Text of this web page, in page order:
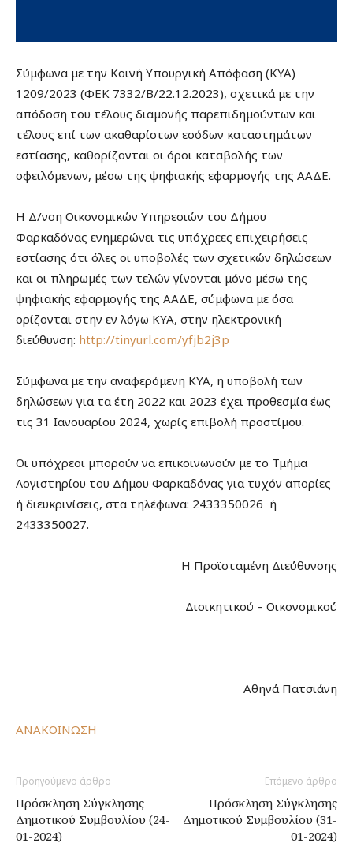
Σύμφωνα με την Κοινή Υπουργική Απόφαση (ΚΥΑ)
1209/2023 (ΦΕΚ 7332/Β/22.12.2023), σχετικά με την
απόδοση του τέλους διαμονής παρεπιδημούντων και
τέλους επί των ακαθαρίστων εσόδων καταστημάτων
εστίασης, καθορίζονται οι όροι καταβολής των
οφειλόμενων, μέσω της ψηφιακής εφαρμογής της ΑΑΔΕ.
Η Δ/νση Οικονομικών Υπηρεσιών του Δήμου
Φαρκαδόνας ενημερώνει τις υπόχρεες επιχειρήσεις
εστίασης ότι όλες οι υποβολές των σχετικών δηλώσεων
και οι πληρωμές των τελών γίνονται μόνο μέσω της
ψηφιακής εφαρμογής της ΑΑΔΕ, σύμφωνα με όσα
ορίζονται στην εν λόγω ΚΥΑ, στην ηλεκτρονική
διεύθυνση: http://tinyurl.com/yfjb2j3p
Σύμφωνα με την αναφερόμενη ΚΥΑ, η υποβολή των
δηλώσεων για τα έτη 2022 και 2023 έχει προθεσμία έως
τις 31 Ιανουαρίου 2024, χωρίς επιβολή προστίμου.
Οι υπόχρεοι μπορούν να επικοινωνούν με το Τμήμα
Λογιστηρίου του Δήμου Φαρκαδόνας για τυχόν απορίες
ή διευκρινίσεις, στα τηλέφωνα: 2433350026 ή
2433350027.
Η Προϊσταμένη Διεύθυνσης
Διοικητικού – Οικονομικού
Αθηνά Πατσιάνη
ΑΝΑΚΟΙΝΩΣΗ
Προηγούμενο άρθρο
Πρόσκληση Σύγκλησης
Δημοτικού Συμβουλίου (24-
01-2024)
Επόμενο άρθρο
Πρόσκληση Σύγκλησης
Δημοτικού Συμβουλίου (31-
01-2024)